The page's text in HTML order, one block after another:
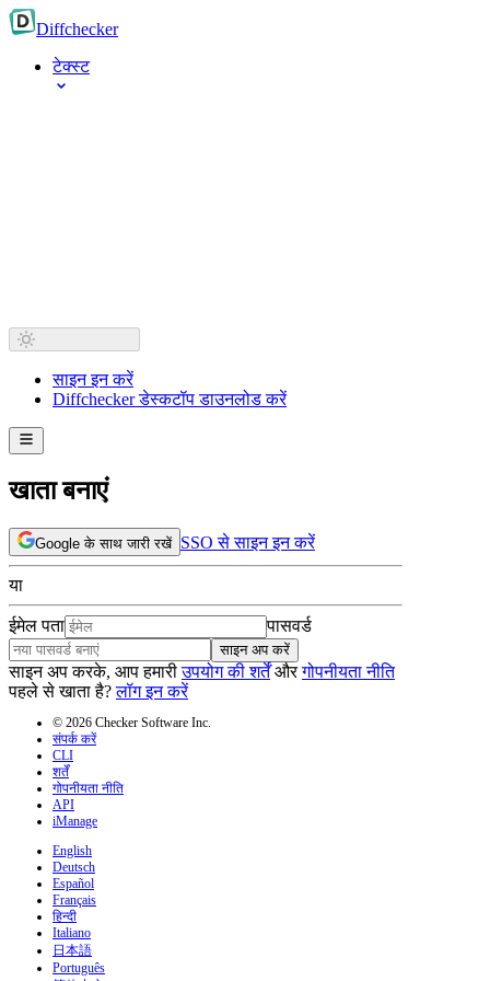
Diffchecker
टेक्स्ट
साइन इन करें
Diffchecker डेस्कटॉप डाउनलोड करें
खाता बनाएं
Google के साथ जारी रखें SSO से साइन इन करें
या
ईमेल पता पासवर्ड
साइन अप करें
साइन अप करके, आप हमारी उपयोग की शर्तें और गोपनीयता नीति
पहले से खाता है? लॉग इन करें
© 2026 Checker Software Inc.
संपर्क करें
CLI
शर्तें
गोपनीयता नीति
API
iManage
English
Deutsch
Español
Français
हिन्दी
Italiano
日本語
Português